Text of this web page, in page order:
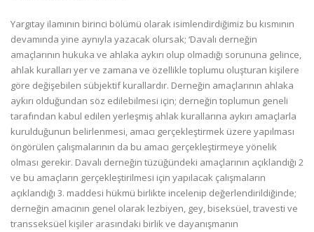
Yargıtay ilamının birinci bölümü olarak isimlendirdiğimiz bu kısmının
devamında yine aynıyla yazacak olursak; ‘Davalı derneğin
amaçlarının hukuka ve ahlaka aykırı olup olmadığı sorununa gelince,
ahlak kuralları yer ve zamana ve özellikle toplumu oluşturan kişilere
göre değişebilen sübjektif kurallardır. Derneğin amaçlarının ahlaka
aykırı olduğundan söz edilebilmesi için; derneğin toplumun geneli
tarafından kabul edilen yerleşmiş ahlak kurallarına aykırı amaçlarla
kurulduğunun belirlenmesi, amacı gerçekleştirmek üzere yapılması
öngörülen çalışmalarının da bu amacı gerçekleştirmeye yönelik
olması gerekir. Davalı derneğin tüzüğündeki amaçlarının açıklandığı 2
ve bu amaçların gerçekleştirilmesi için yapılacak çalışmaların
açıklandığı 3. maddesi hükmü birlikte incelenip değerlendirildiğinde;
derneğin amacının genel olarak lezbiyen, gey, biseksüel, travesti ve
transseksüel kişiler arasındaki birlik ve dayanışmanın